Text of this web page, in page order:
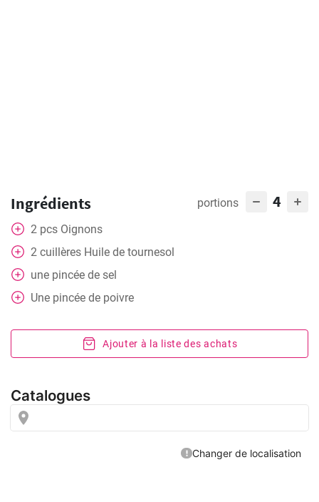
Ingrédients portions 4
2 pcs Oignons
2 cuillères Huile de tournesol
une pincée de sel
Une pincée de poivre
Ajouter à la liste des achats